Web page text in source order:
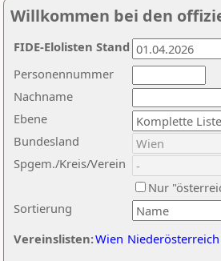
Willkommen bei den
Nachname
Ebene
Sortierung
Personennummer
Bundesland
Spgem./Kreis/Verein
Nur
Vereinslisten:Wien Niederösterreich
FIDE-Elolisten Stand